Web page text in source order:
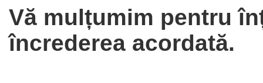
Vă mulțumim pentru
încrederea acordată.